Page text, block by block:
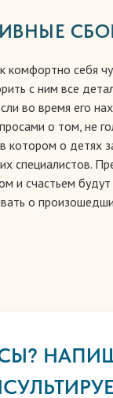
себя
с ним все
во время его
о том, не
котором о детях
специалистов.
и счастьем
о